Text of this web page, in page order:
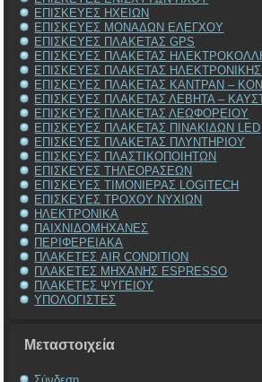
ΕΠΙΣΚΕΥΕΣ ΗΧΕΙΩΝ
ΕΠΙΣΚΕΥΕΣ ΜΟΝΑΔΩΝ ΕΛΕΓΧΟΥ
ΕΠΙΣΚΕΥΕΣ ΠΛΑΚΕΤΑΣ GPS
ΕΠΙΣΚΕΥΕΣ ΠΛΑΚΕΤΑΣ
ΕΠΙΣΚΕΥΕΣ ΠΛΑΚΕΤΑΣ ΗΛΕΚΤΡΟΝΙΚΗΣ
ΕΠΙΣΚΕΥΕΣ ΠΛΑΚΕΤΑΣ ΚΑΝΤΡΑΝ –
ΕΠΙΣΚΕΥΕΣ ΠΛΑΚΕΤΑΣ ΛΕΒΗΤΑ –
ΕΠΙΣΚΕΥΕΣ ΠΛΑΚΕΤΑΣ ΛΕΩΦΟΡΕΙΟΥ
ΕΠΙΣΚΕΥΕΣ ΠΛΑΚΕΤΑΣ ΠΙΝΑΚΙΔΩΝ LED
ΕΠΙΣΚΕΥΕΣ ΠΛΑΚΕΤΑΣ ΠΛΥΝΤΗΡΙΟΥ
ΕΠΙΣΚΕΥΕΣ ΠΛΑΣΤΙΚΟΠΟΙΗΤΩΝ
ΕΠΙΣΚΕΥΕΣ ΤΗΛΕΟΡΑΣΕΩΝ
ΕΠΙΣΚΕΥΕΣ ΤΙΜΟΝΙΕΡΑΣ LOGITECH
ΕΠΙΣΚΕΥΕΣ ΤΡΟΧΟΥ ΝΥΧΙΩΝ
ΗΛΕΚΤΡΟΝΙΚΑ
ΠΑΙΧΝΙΔΟΜΗΧΑΝΕΣ
ΠΕΡΙΦΕΡΕΙΑΚΑ
ΠΛΑΚΕΤΕΣ AIR CONDITION
ΠΛΑΚΕΤΕΣ ΜΗΧΑΝΗΣ ESPRESSO
ΠΛΑΚΕΤΕΣ ΨΥΓΕΙΟΥ
ΥΠΟΛΟΓΙΣΤΕΣ
Μεταστοιχεία